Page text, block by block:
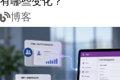
博客